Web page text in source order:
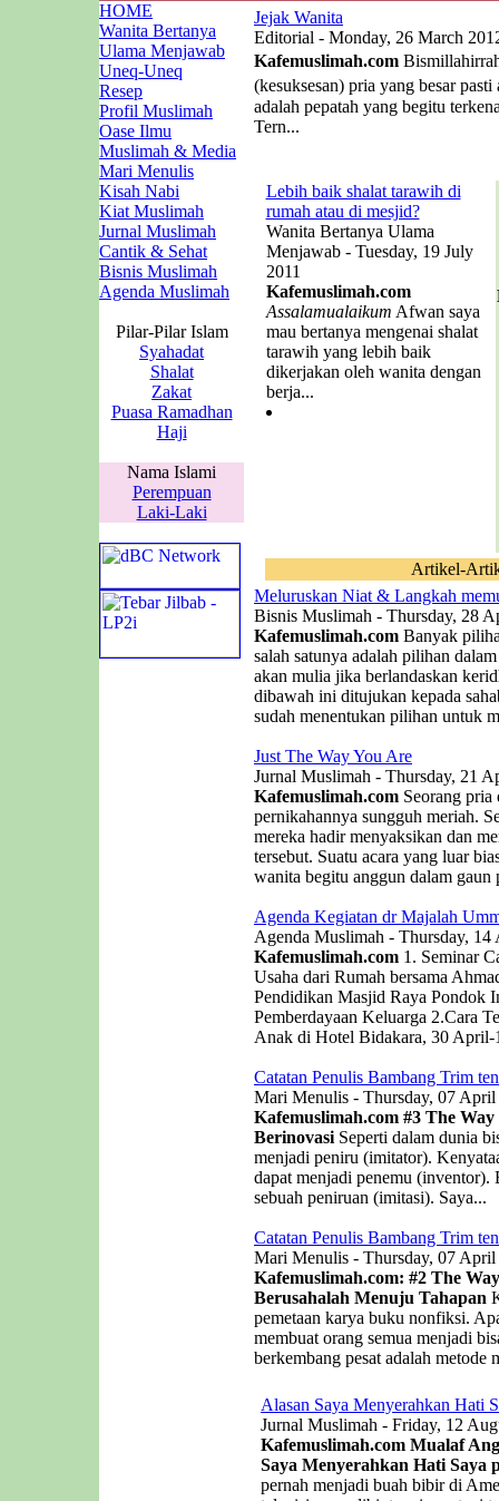
HOME
Wanita Bertanya
Ulama Menjawab
Uneq-Uneq
Resep
Profil Muslimah
Oase Ilmu
Muslimah & Media
Mari Menulis
Kisah Nabi
Kiat Muslimah
Jurnal Muslimah
Cantik & Sehat
Bisnis Muslimah
Agenda Muslimah
Pilar-Pilar Islam
Syahadat
Shalat
Zakat
Puasa Ramadhan
Haji
Nama Islami
Perempuan
Laki-Laki
Jejak Wanita
Editorial - Monday, 26 March
Kafemuslimah.com
(kesuksesan) pria yang besar
adalah pepatah yang begitu
Tern...
Lebih baik shalat tarawih di
rumah atau di mesjid?
Wanita Bertanya Ulama
Menjawab - Tuesday, 19 July
2011
Kafemuslimah.com
Assalamualaikum Afwan saya
mau bertanya mengenai shalat
tarawih yang lebih baik
dikerjakan oleh wanita dengan
berja...
Artikel-
Meluruskan Niat & Langkah
Bisnis Muslimah - Thursday, 28
Kafemuslimah.com Banyak
salah satunya adalah pilihan
akan mulia jika berlandaskan
dibawah ini ditujukan kepada
sudah menentukan pilihan untuk
Just The Way You Are
Jurnal Muslimah - Thursday, 21
Kafemuslimah.com Seorang pria
pernikahannya sungguh meriah.
mereka hadir menyaksikan dan
tersebut. Suatu acara yang luar
wanita begitu anggun dalam gaun
Agenda Kegiatan dr Majalah
Agenda Muslimah - Thursday, 14
Kafemuslimah.com 1. Seminar
Usaha dari Rumah bersama
Pendidikan Masjid Raya Pondok
Pemberdayaan Keluarga 2.Cara
Anak di Hotel Bidakara, 30
Catatan Penulis Bambang Trim
Mari Menulis - Thursday, 07 April
Kafemuslimah.com #3 The
Berinovasi Seperti dalam dunia
menjadi peniru (imitator).
dapat menjadi penemu
sebuah peniruan (imitasi). Saya...
Catatan Penulis Bambang Trim
Mari Menulis - Thursday, 07 April
Kafemuslimah.com: #2 The
Berusahalah Menuju Tahapan
pemetaan karya buku nonfiksi.
membuat orang semua menjadi
berkembang pesat adalah metode
Alasan Saya Menyerahkan Hati
Jurnal Muslimah - Friday, 12
Kafemuslimah.com Mualaf
Saya Menyerahkan Hati Saya
pernah menjadi buah bibir di